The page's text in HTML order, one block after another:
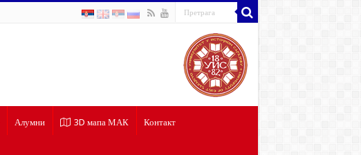
Алумни 3D мапа МАК Контакт